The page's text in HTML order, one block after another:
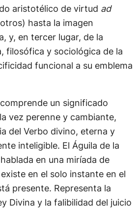
aristotélico de virtud ad
hasta la imagen
y, en tercer lugar, de la
filosófica y sociológica de la
funcional a su emblema
un significado
vez perenne y cambiante,
del Verbo divino, eterna y
inteligible. El Águila de la
en una miríada de
en el solo instante en el
presente. Representa la
Divina y la falibilidad del juicio